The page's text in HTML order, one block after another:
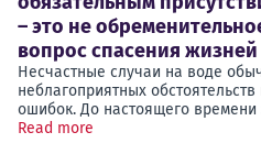
– это не
вопрос спасения жизней
Несчастные случаи на воде
неблагоприятных
ошибок. До настоящего времени
Read more